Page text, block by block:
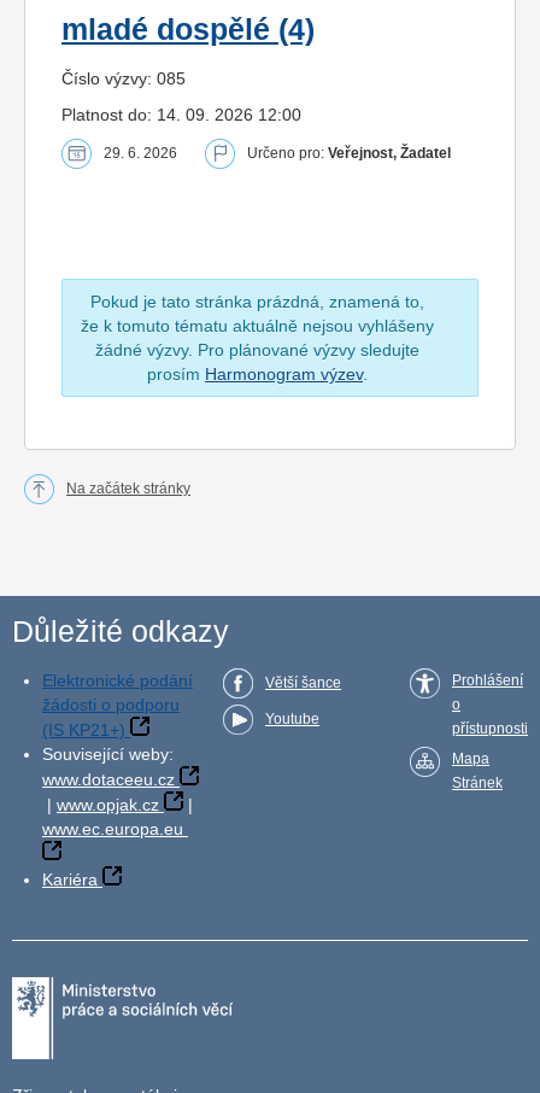
mladé dospělé (4)
Číslo výzvy: 085
Platnost do: 14. 09. 2026 12:00
29. 6. 2026 Určeno pro: Veřejnost, Žadatel
Pokud je tato stránka prázdná, znamená to,
že k tomuto tématu aktuálně nejsou vyhlášeny
žádné výzvy. Pro plánované výzvy sledujte
prosím Harmonogram výzev.
Na začátek stránky
Důležité odkazy
Elektronické podání
žádosti o podporu
(IS KP21+)
Související weby:
www.dotaceeu.cz
| www.opjak.cz
|
www.ec.europa.eu
Kariéra
Větší šance
Youtube
Prohlášení
o
přístupnosti
Mapa
Stránek